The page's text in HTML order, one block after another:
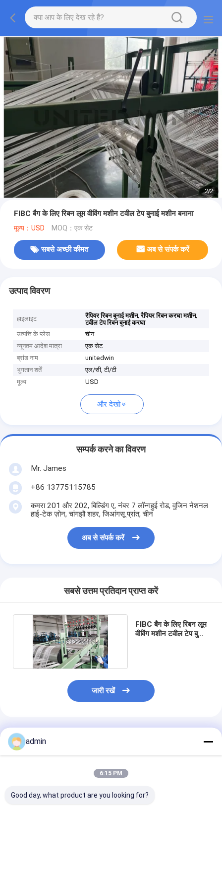
2/2
FIBC बैग के लिए रिबन लूम वीविंग मशीन टवील टेप बुनाई मशीन बनाना
मूल्य：USD MOQ：एक सेट
सबसे अच्छी कीमत अब से संपर्क करें
उत्पाद विवरण
हाइलाइट रैपियर रिबन बुनाई मशीन,रैपियर रिबन करघा मशीन,
टवील टेप रिबन बुनाई करघा
उत्पत्ति के प्लेस
चीन
न्यूनतम आदेश मात्रा
एक सेट
ब्रांड नाम
unitedwin
भुगतान शर्तें
एल/सी, टी/टी
मूल्य
USD
और देखो
सम्पर्क करने का विवरण
Mr. James
+86 13775115785
कमरा 201 और 202, बिल्डिंग ए, नंबर 7 लॉन्गहुई रोड, वुजिन नेशनल
हाई-टेक ज़ोन, चांगझौ शहर, जिआंगसू प्रांत, चीन
अब से संपर्क करें
सबसे उत्तम प्रतिदान प्राप्त करें
FIBC बैग के लिए रिबन लूम
वीविंग मशीन टवील टेप बुनाई
जारी रखें
अनुशंसित उत्पाद
admin
6:15 PM
Good day, what product are you looking for?